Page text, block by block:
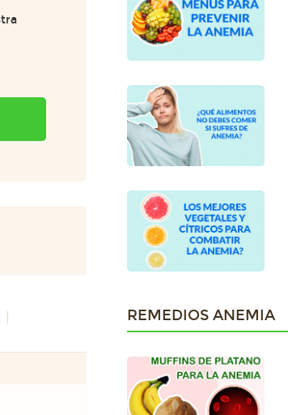
REMEDIOS ANEMIA